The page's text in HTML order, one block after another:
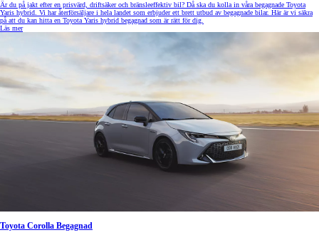
Är du på jakt efter en prisvärd, driftsäker och bränsleeffektiv bil? Då ska du kolla in våra begagnade Toyota
Yaris hybrid. Vi har återförsäljare i hela landet som erbjuder ett brett utbud av begagnade bilar. Här är vi säkra
på att du kan hitta en Toyota Yaris hybrid begagnad som är rätt för dig.
Läs mer
Toyota Corolla Begagnad